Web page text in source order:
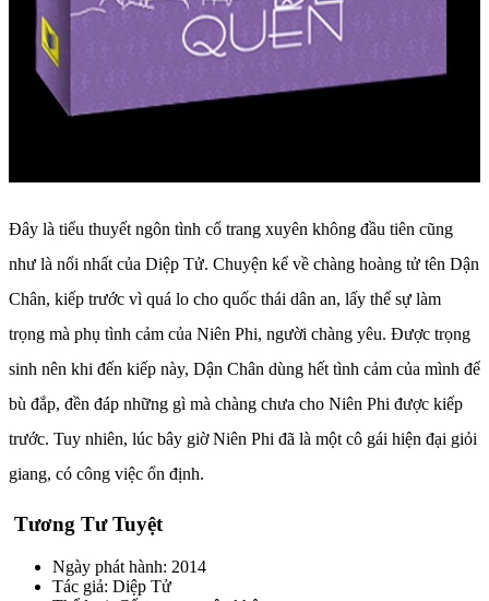
Đây là tiểu thuyết ngôn tình cổ trang xuyên không đầu tiên cũng
như là nổi nhất của Diệp Tử. Chuyện kể về chàng hoàng tử tên Dận
Chân, kiếp trước vì quá lo cho quốc thái dân an, lấy thế sự làm
trọng mà phụ tình cảm của Niên Phi, người chàng yêu. Được trọng
sinh nên khi đến kiếp này, Dận Chân dùng hết tình cảm của mình để
bù đắp, đền đáp những gì mà chàng chưa cho Niên Phi được kiếp
trước. Tuy nhiên, lúc bây giờ Niên Phi đã là một cô gái hiện đại giỏi
giang, có công việc ổn định.
Tương Tư Tuyệt
Ngày phát hành: 2014
Tác giả: Diệp Tử